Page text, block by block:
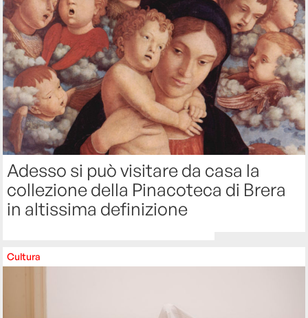
Adesso si può visitare da casa la
collezione della Pinacoteca di Brera
in altissima definizione
Cultura